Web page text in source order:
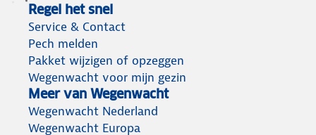
Regel het snel
Service & Contact
Pech melden
Pakket wijzigen of opzeggen
Wegenwacht voor mijn gezin
Meer van Wegenwacht
Wegenwacht Nederland
Wegenwacht Europa